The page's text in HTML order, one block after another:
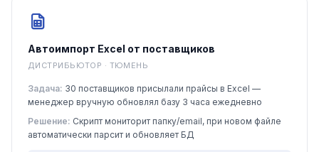
Автоимпорт Excel от поставщиков
ДИСТРИБЬЮТОР · ТЮМЕНЬ
Задача: 30 поставщиков присылали прайсы в Excel —
менеджер вручную обновлял базу 3 часа ежедневно
Решение: Скрипт мониторит папку/email, при новом файле
автоматически парсит и обновляет БД